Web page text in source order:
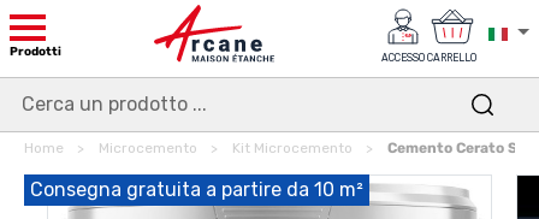
Prodotti ACCESSO CARRELLO
Home Microcemento Kit Microcemento Cemento Cerato
Consegna gratuita a partire da 10 m²